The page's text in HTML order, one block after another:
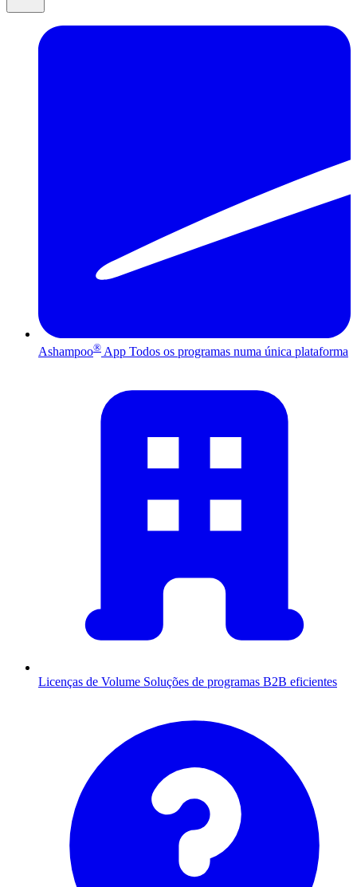
Ashampoo® App Todos os programas numa única plataforma
Licenças de Volume Soluções de programas B2B eficientes